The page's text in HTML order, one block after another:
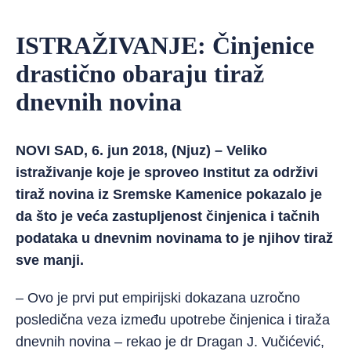
ISTRAŽIVANJE: Činjenice
drastično obaraju tiraž
dnevnih novina
NOVI SAD, 6. jun 2018, (Njuz) – Veliko
istraživanje koje je sproveo Institut za održivi
tiraž novina iz Sremske Kamenice pokazalo je
da što je veća zastupljenost činjenica i tačnih
podataka u dnevnim novinama to je njihov tiraž
sve manji.
– Ovo je prvi put empirijski dokazana uzročno
posledična veza između upotrebe činjenica i tiraža
dnevnih novina – rekao je dr Dragan J. Vučićević,